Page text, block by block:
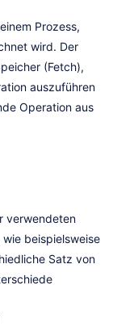
Prozess,
wird. Der
(Fetch),
auszuführen
Operation aus
verwendeten
beispielsweise
Satz von